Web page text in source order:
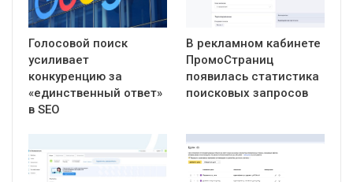
Голосовой поиск
усиливает
конкуренцию за
«единственный ответ»
в SEO
В рекламном кабинете
ПромоСтраниц
появилась статистика
поисковых запросов